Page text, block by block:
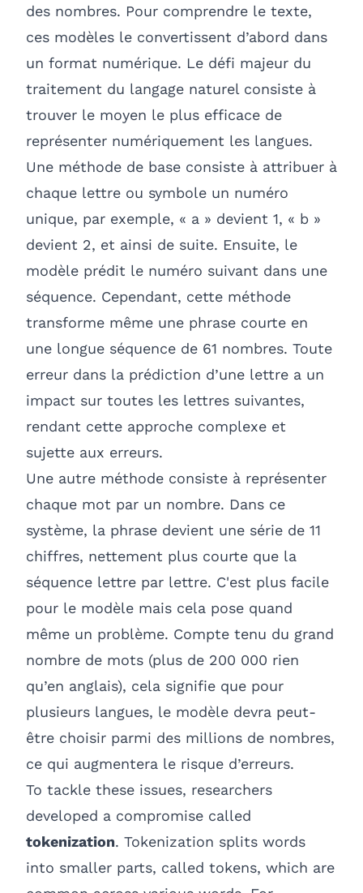
des nombres. Pour comprendre le texte,
ces modèles le convertissent d’abord dans
un format numérique. Le défi majeur du
traitement du langage naturel consiste à
trouver le moyen le plus efficace de
représenter numériquement les langues.
Une méthode de base consiste à attribuer à
chaque lettre ou symbole un numéro
unique, par exemple, « a » devient 1, « b »
devient 2, et ainsi de suite. Ensuite, le
modèle prédit le numéro suivant dans une
séquence. Cependant, cette méthode
transforme même une phrase courte en
une longue séquence de 61 nombres. Toute
erreur dans la prédiction d’une lettre a un
impact sur toutes les lettres suivantes,
rendant cette approche complexe et
sujette aux erreurs.
Une autre méthode consiste à représenter
chaque mot par un nombre. Dans ce
système, la phrase devient une série de 11
chiffres, nettement plus courte que la
séquence lettre par lettre. C'est plus facile
pour le modèle mais cela pose quand
même un problème. Compte tenu du grand
nombre de mots (plus de 200 000 rien
qu’en anglais), cela signifie que pour
plusieurs langues, le modèle devra peut-
être choisir parmi des millions de nombres,
ce qui augmentera le risque d’erreurs.
To tackle these issues, researchers
developed a compromise called
tokenization. Tokenization splits words
into smaller parts, called tokens, which are